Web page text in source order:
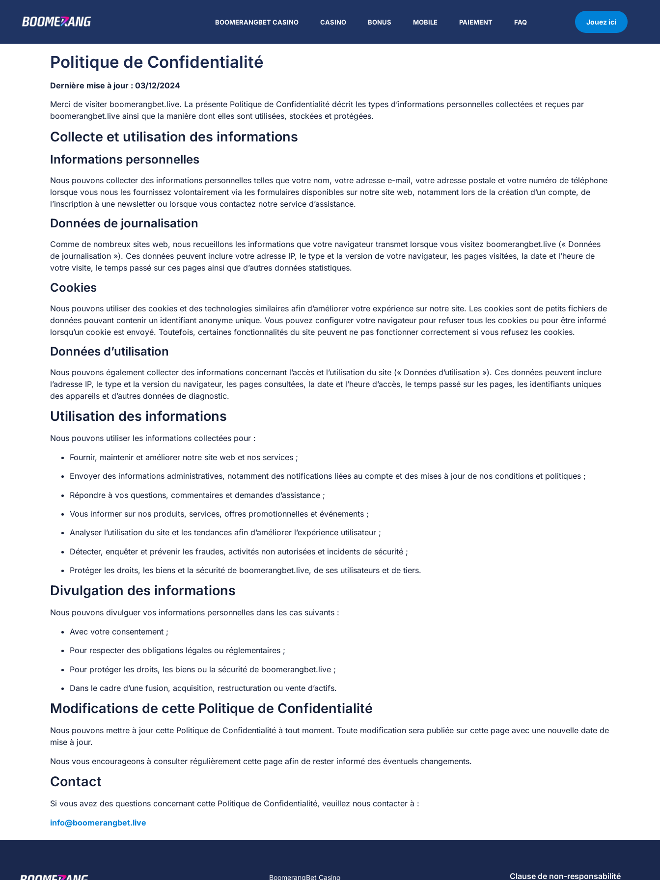
BOOMERANGBET CASINO CASINO BONUS MOBILE PAIEMENT FAQ Jouez ici
Politique de Confidentialité
Dernière mise à jour : 03/12/2024
Merci de visiter boomerangbet.live. La présente Politique de Confidentialité décrit les types d’informations personnelles collectées et reçues par
boomerangbet.live ainsi que la manière dont elles sont utilisées, stockées et protégées.
Collecte et utilisation des informations
Informations personnelles
Nous pouvons collecter des informations personnelles telles que votre nom, votre adresse e-mail, votre adresse postale et votre numéro de téléphone
lorsque vous nous les fournissez volontairement via les formulaires disponibles sur notre site web, notamment lors de la création d’un compte, de
l’inscription à une newsletter ou lorsque vous contactez notre service d’assistance.
Données de journalisation
Comme de nombreux sites web, nous recueillons les informations que votre navigateur transmet lorsque vous visitez boomerangbet.live (« Données
de journalisation »). Ces données peuvent inclure votre adresse IP, le type et la version de votre navigateur, les pages visitées, la date et l’heure de
votre visite, le temps passé sur ces pages ainsi que d’autres données statistiques.
Cookies
Nous pouvons utiliser des cookies et des technologies similaires afin d’améliorer votre expérience sur notre site. Les cookies sont de petits fichiers de
données pouvant contenir un identifiant anonyme unique. Vous pouvez configurer votre navigateur pour refuser tous les cookies ou pour être informé
lorsqu’un cookie est envoyé. Toutefois, certaines fonctionnalités du site peuvent ne pas fonctionner correctement si vous refusez les cookies.
Données d’utilisation
Nous pouvons également collecter des informations concernant l’accès et l’utilisation du site (« Données d’utilisation »). Ces données peuvent inclure
l’adresse IP, le type et la version du navigateur, les pages consultées, la date et l’heure d’accès, le temps passé sur les pages, les identifiants uniques
des appareils et d’autres données de diagnostic.
Utilisation des informations
Nous pouvons utiliser les informations collectées pour :
Fournir, maintenir et améliorer notre site web et nos services ;
Envoyer des informations administratives, notamment des notifications liées au compte et des mises à jour de nos conditions et politiques ;
Répondre à vos questions, commentaires et demandes d’assistance ;
Vous informer sur nos produits, services, offres promotionnelles et événements ;
Analyser l’utilisation du site et les tendances afin d’améliorer l’expérience utilisateur ;
Détecter, enquêter et prévenir les fraudes, activités non autorisées et incidents de sécurité ;
Protéger les droits, les biens et la sécurité de boomerangbet.live, de ses utilisateurs et de tiers.
Divulgation des informations
Nous pouvons divulguer vos informations personnelles dans les cas suivants :
Avec votre consentement ;
Pour respecter des obligations légales ou réglementaires ;
Pour protéger les droits, les biens ou la sécurité de boomerangbet.live ;
Dans le cadre d’une fusion, acquisition, restructuration ou vente d’actifs.
Modifications de cette Politique de Confidentialité
Nous pouvons mettre à jour cette Politique de Confidentialité à tout moment. Toute modification sera publiée sur cette page avec une nouvelle date de
mise à jour.
Nous vous encourageons à consulter régulièrement cette page afin de rester informé des éventuels changements.
Contact
Si vous avez des questions concernant cette Politique de Confidentialité, veuillez nous contacter à :
info@boomerangbet.live
BoomerangBet Casino Clause de non-responsabilité